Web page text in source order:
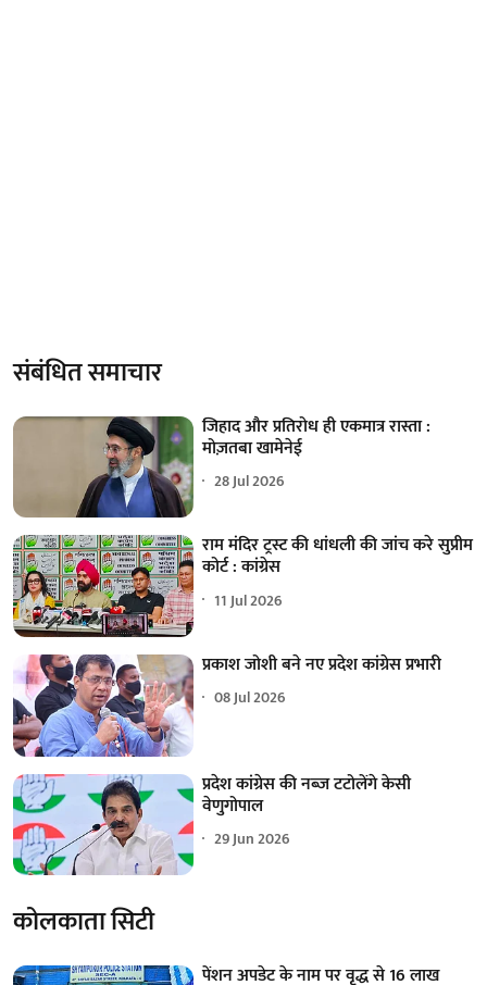
संबंधित समाचार
जिहाद और प्रतिरोध ही एकमात्र रास्ता :
मोज़तबा खामेनेई
28 Jul 2026
राम मंदिर ट्रस्ट की धांधली की जांच करे सुप्रीम
कोर्ट : कांग्रेस
11 Jul 2026
प्रकाश जोशी बने नए प्रदेश कांग्रेस प्रभारी
08 Jul 2026
प्रदेश कांग्रेस की नब्ज टटोलेंगे केसी
वेणुगोपाल
29 Jun 2026
कोलकाता सिटी
पेंशन अपडेट के नाम पर वृद्ध से 16 लाख